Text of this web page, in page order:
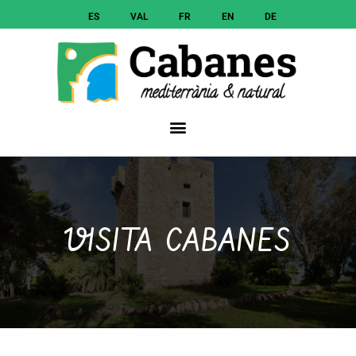
ES VAL FR EN DE
VISITA CABANES